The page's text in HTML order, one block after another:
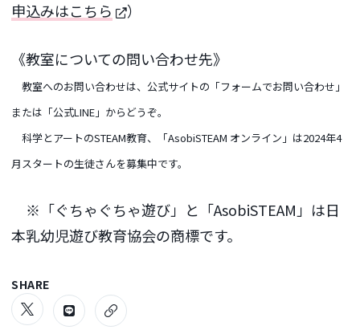
申込みはこちら
）
《教室についての問い合わせ先》
教室へのお問い合わせは、公式サイトの「フォームでお問い合わせ」
または「公式LINE」からどうぞ。
科学とアートのSTEAM教育、「AsobiSTEAM オンライン」は2024年4
月スタートの生徒さんを募集中です。
※「ぐちゃぐちゃ遊び」と「AsobiSTEAM」は日
本乳幼児遊び教育協会の商標です。
SHARE